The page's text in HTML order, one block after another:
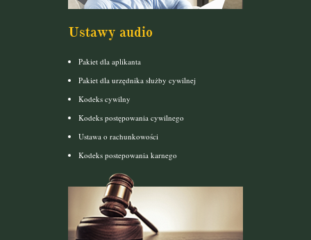
Ustawy audio
Pakiet dla aplikanta
Pakiet dla urzędnika służby cywilnej
Kodeks cywilny
Kodeks postępowania cywilnego
Ustawa o rachunkowości
Kodeks postepowania karnego